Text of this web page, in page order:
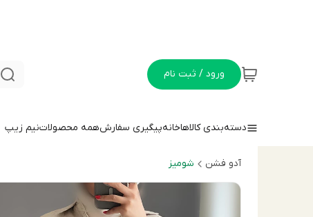
ورود / ثبت نام
دسته‌بندی کالاهاخانهپیگیری سفارشهمه محصولاتنيم زيپ
آدو فشن شوميز